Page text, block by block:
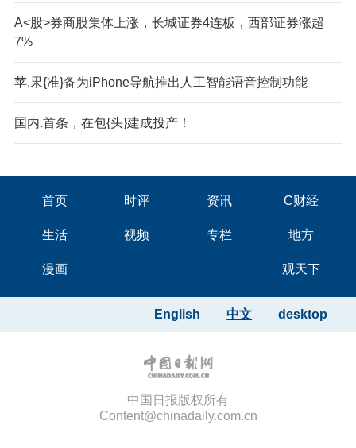
A<股>券商股集体上涨，长城证券4连板，西部证券涨超
7%
苹.果{准}备为iPhone导航推出人工智能语音控制功能
国内.首条，在包{头}建成投产！
首页 时评 资讯 C财经
生活 视频 专栏 地方
漫画 观天下
desktop
中文
English
中国日报版权所有
Content@chinadaily.com.cn